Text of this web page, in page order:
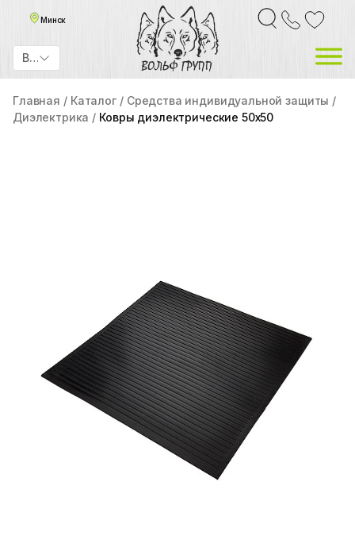
Минск
BYN
Главная Каталог
Средства индивидуальной защиты
Диэлектрика
Ковры диэлектрические 50х50